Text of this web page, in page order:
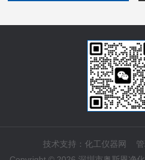
技术支持： 化工仪器网